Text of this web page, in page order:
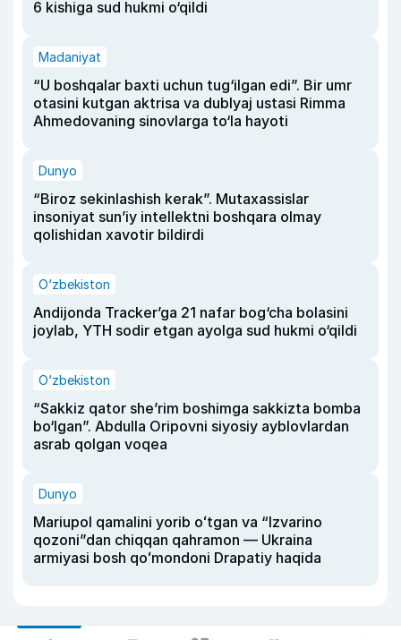
6 kishiga sud hukmi o‘qildi
Madaniyat
“U boshqalar baxti uchun tug‘ilgan edi”. Bir umr
otasini kutgan aktrisa va dublyaj ustasi Rimma
Ahmedovaning sinovlarga to‘la hayoti
Dunyo
“Biroz sekinlashish kerak”. Mutaxassislar
insoniyat sun’iy intellektni boshqara olmay
qolishidan xavotir bildirdi
O‘zbekiston
Andijonda Tracker’ga 21 nafar bog‘cha bolasini
joylab, YTH sodir etgan ayolga sud hukmi o‘qildi
O‘zbekiston
“Sakkiz qator she’rim boshimga sakkizta bomba
bo‘lgan”. Abdulla Oripovni siyosiy ayblovlardan
asrab qolgan voqea
Dunyo
Mariupol qamalini yorib oʻtgan va “Izvarino
qozoni”dan chiqqan qahramon — Ukraina
armiyasi bosh qoʻmondoni Drapatiy haqida